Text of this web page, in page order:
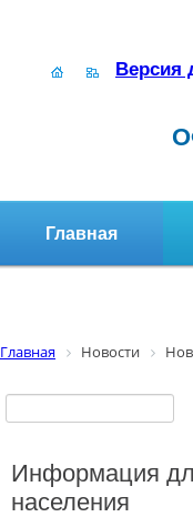
Версия
Главная
Главная Новости
Информация
населения